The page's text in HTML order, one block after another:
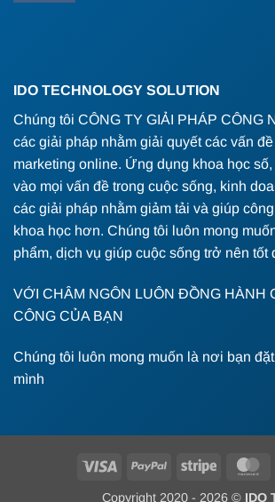
IDO TECHNOLOGY SOLUTION
Chúng tôi CÔNG TY GIẢI PHÁP CÔNG
các giải pháp nhằm giải quyết các vấn
marketing online. Ứng dụng khoa học
vào mọi vấn đề trong cuộc sống, kinh
các giải pháp nhằm giảm tải và giúp
khoa học hơn. Chúng tôi luôn mong
phẩm, dịch vụ giúp cuộc sống trở nên tốt
VỚI CHÂM NGÔN LUÔN ĐỒNG HÀNH
CÔNG CỦA BẠN
Chúng tôi luôn mong muốn là nơi bạn
mình
Visa PayPal Stripe
Copyright 2020 - 2026 © IDO